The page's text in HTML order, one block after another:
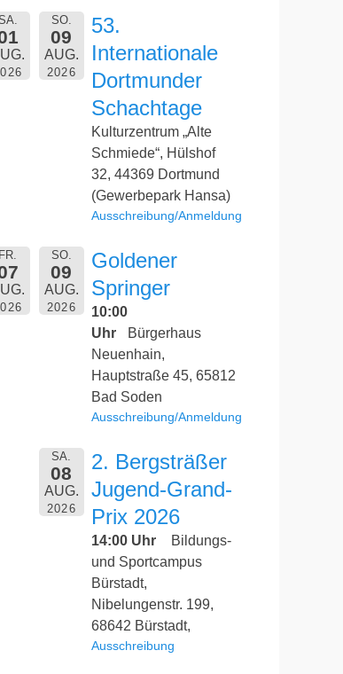
SO.
09
AUG.
2026
53.
Internationale
Dortmunder
Schachtage
Kulturzentrum „Alte
Schmiede“, Hülshof
32, 44369 Dortmund
(Gewerbepark Hansa)
Ausschreibung/Anmeldung
FR. SO.
09
AUG.
2026
Goldener
Springer
10:00
Uhr
Bürgerhaus
Neuenhain,
Hauptstraße 45, 65812
Bad Soden
Ausschreibung/Anmeldung
SA.
08
AUG.
2026
2. Bergsträßer
Jugend-Grand-
Prix 2026
14:00 Uhr
Bildungs-
und Sportcampus
Bürstadt,
Nibelungenstr. 199,
68642 Bürstadt,
Ausschreibung